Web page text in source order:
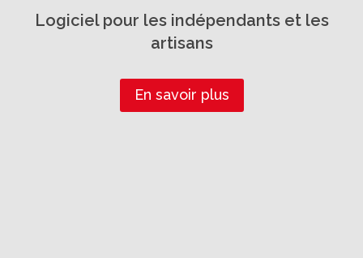
Logiciel pour les indépendants et les
artisans
En savoir plus